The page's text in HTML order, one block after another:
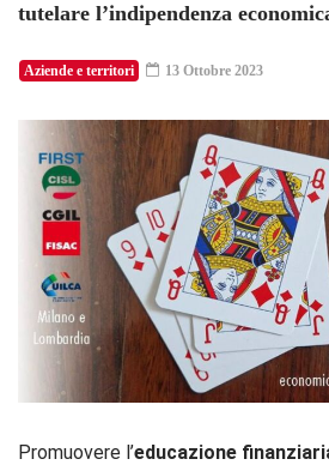
tutelare l’indipendenza
Aziende e territori 13 Ottobre 2023
Promuovere l’educazione